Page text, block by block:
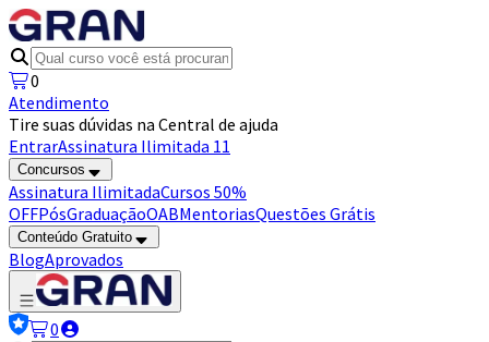
0
Atendimento
Tire suas dúvidas na Central de ajuda
EntrarAssinatura Ilimitada 11
Concursos
Assinatura IlimitadaCursos 50%
OFFPósGraduaçãoOABMentoriasQuestões Grátis
Conteúdo Gratuito
BlogAprovados
0